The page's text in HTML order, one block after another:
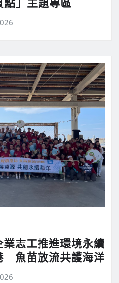
志工推進環境永續
魚苗放流共護海洋